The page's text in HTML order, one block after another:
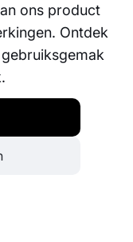
ons product
Ontdek